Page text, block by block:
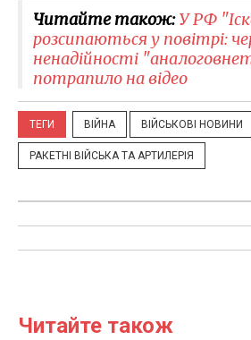
Читайте також:У РФ
розсипаються у повітрі:
ненадійності
потрапило на відео
ТЕГИ ВІЙНА ВІЙСЬКОВІ НОВИНИ
РАКЕТНІ ВІЙСЬКА ТА АРТИЛЕРІЯ
Читайте також